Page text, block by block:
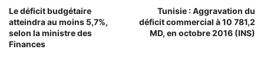
Le déficit budgétaire
atteindra au moins 5,7%,
selon la ministre des
Finances
Tunisie : Aggravation du
déficit commercial à 10 781,2
MD, en octobre 2016 (INS)